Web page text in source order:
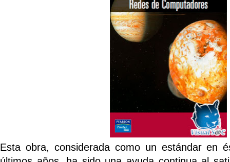
Esta obra, considerada como un estándar en